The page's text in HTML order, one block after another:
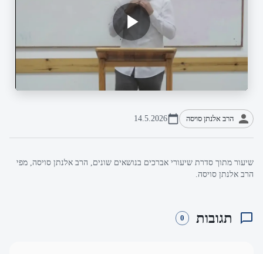
הרב אלנתן סויסה 14.5.2026
שיעור מתוך סדרת שיעורי אברכים בנושאים שונים, הרב אלנתן סויסה, מפי
הרב אלנתן סויסה.
תגובות 0